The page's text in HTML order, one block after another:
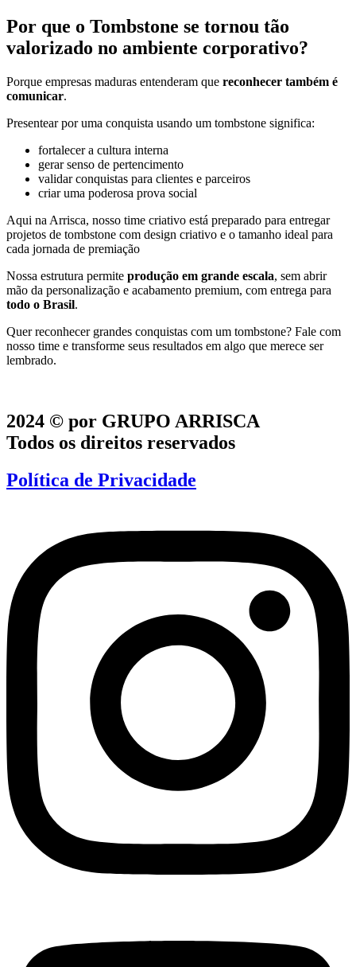
Por que o Tombstone se tornou tão
valorizado no ambiente corporativo?
Porque empresas maduras entenderam que reconhecer também é
comunicar.
Presentear por uma conquista usando um tombstone significa:
fortalecer a cultura interna
gerar senso de pertencimento
validar conquistas para clientes e parceiros
criar uma poderosa prova social
Aqui na Arrisca, nosso time criativo está preparado para entregar
projetos de tombstone com design criativo e o tamanho ideal para
cada jornada de premiação
Nossa estrutura permite produção em grande escala, sem abrir
mão da personalização e acabamento premium, com entrega para
todo o Brasil.
Quer reconhecer grandes conquistas com um tombstone? Fale com
nosso time e transforme seus resultados em algo que merece ser
lembrado.
2024 © por GRUPO ARRISCA
Todos os direitos reservados
Política de Privacidade